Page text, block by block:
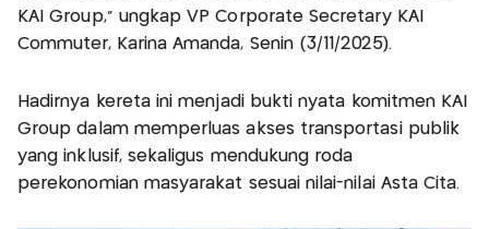
KAI Group," ungkap VP Corporate Secretary KAI
Commuter, Karina Amanda, Senin (3/11/2025).
Hadirnya kereta ini menjadi bukti nyata komitmen KAI
Group dalam memperluas akses transportasi publik
yang inklusif, sekaligus mendukung roda
perekonomian masyarakat sesuai nilai-nilai Asta Cita.